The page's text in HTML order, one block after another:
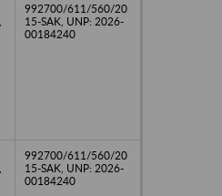
992700/611/560/20
15-SAK, UNP: 2026-
00184240
992700/611/560/20
15-SAK, UNP: 2026-
00184240